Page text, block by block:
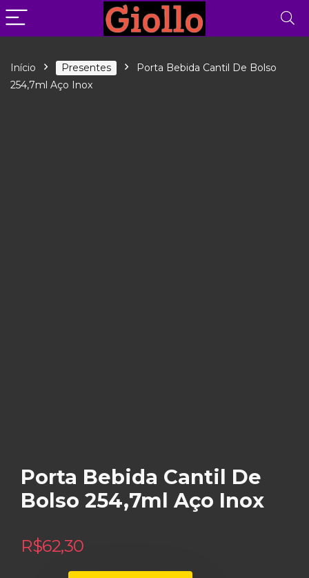
Início Presentes
Porta Bebida Cantil De Bolso
254,7ml Aço Inox
Porta Bebida Cantil De
Bolso 254,7ml Aço Inox
R$62,30